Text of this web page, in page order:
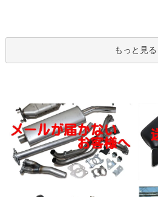
もっと見る